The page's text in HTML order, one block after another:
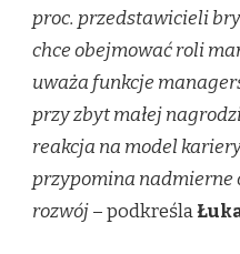
proc. przedstawicieli
chce obejmować roli
uważa funkcje
przy zbyt małej
reakcja na model
przypomina nadmierne
rozwój– podkreśla